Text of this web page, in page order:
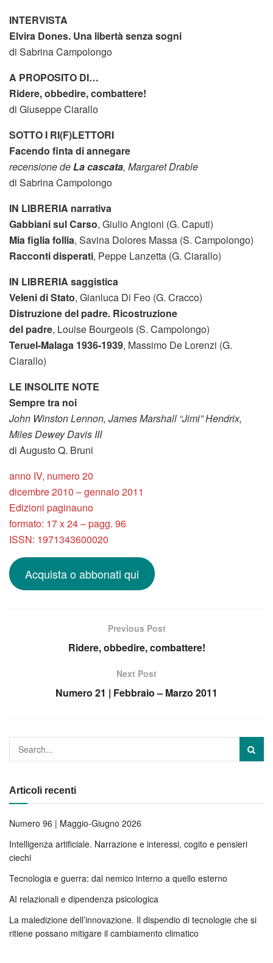
INTERVISTA
Elvira Dones. Una libertà senza sogni
di Sabrina Campolongo
A PROPOSITO DI…
Ridere, obbedire, combattere!
di Giuseppe Ciarallo
SOTTO I RI(F)LETTORI
Facendo finta di annegare
recensione deLa cascata, Margaret Drable
di Sabrina Campolongo
IN LIBRERIA narrativa
Gabbiani sul Carso, Giulio Angioni (G. Caputi)
Mia figlia follia, Savina Dolores Massa (S. Campolongo)
Racconti disperati, Peppe Lanzetta (G. Ciarallo)
IN LIBRERIA saggistica
Veleni di Stato, Gianluca Di Feo (G. Cracco)
Distruzione del padre. Ricostruzione
del padre, Louise Bourgeois (S. Campolongo)
Teruel-Malaga 1936-1939, Massimo De Lorenzi (G.
Ciarallo)
LE INSOLITE NOTE
Sempre tra noi
John Winston Lennon, James Marshall “Jimi” Hendrix,
Miles Dewey Davis III
di Augusto Q. Bruni
anno IV, numero 20
dicembre 2010 – gennaio 2011
Edizioni paginauno
formato: 17 x 24 – pagg. 96
ISSN: 1971343600020
Acquista o abbonati qui
Previous Post
Ridere, obbedire, combattere!
Next Post
Numero 21 | Febbraio – Marzo 2011
Articoli recenti
Numero 96 | Maggio-Giugno 2026
Intelligenza artificiale. Narrazione e interessi, cogito e pensieri
ciechi
Tecnologia e guerra: dal nemico interno a quello esterno
AI relazionali e dipendenza psicologica
La maledizione dell’innovazione. Il dispendio di tecnologie che si
ritiene possano mitigare il cambiamento climatico